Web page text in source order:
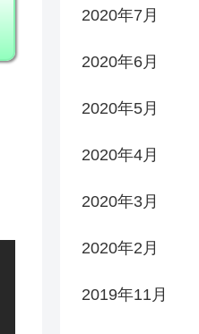
2020年7月
2020年6月
2020年5月
2020年4月
2020年3月
2020年2月
2019年11月